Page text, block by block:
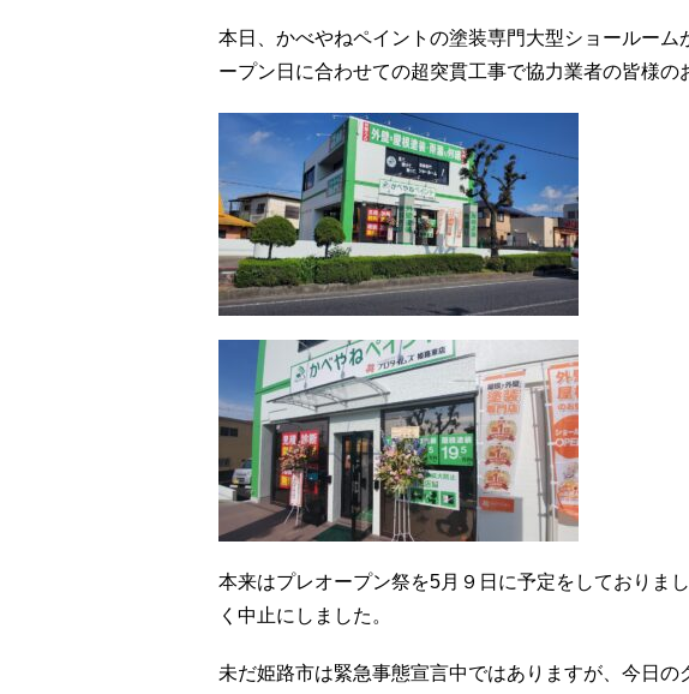
本日、かべやねペイントの塗装専門大型ショールー
ープン日に合わせての超突貫工事で協力業者の皆様の
本来はプレオープン祭を5月９日に予定をしておりま
く中止にしました。
未だ姫路市は緊急事態宣言中ではありますが、今日